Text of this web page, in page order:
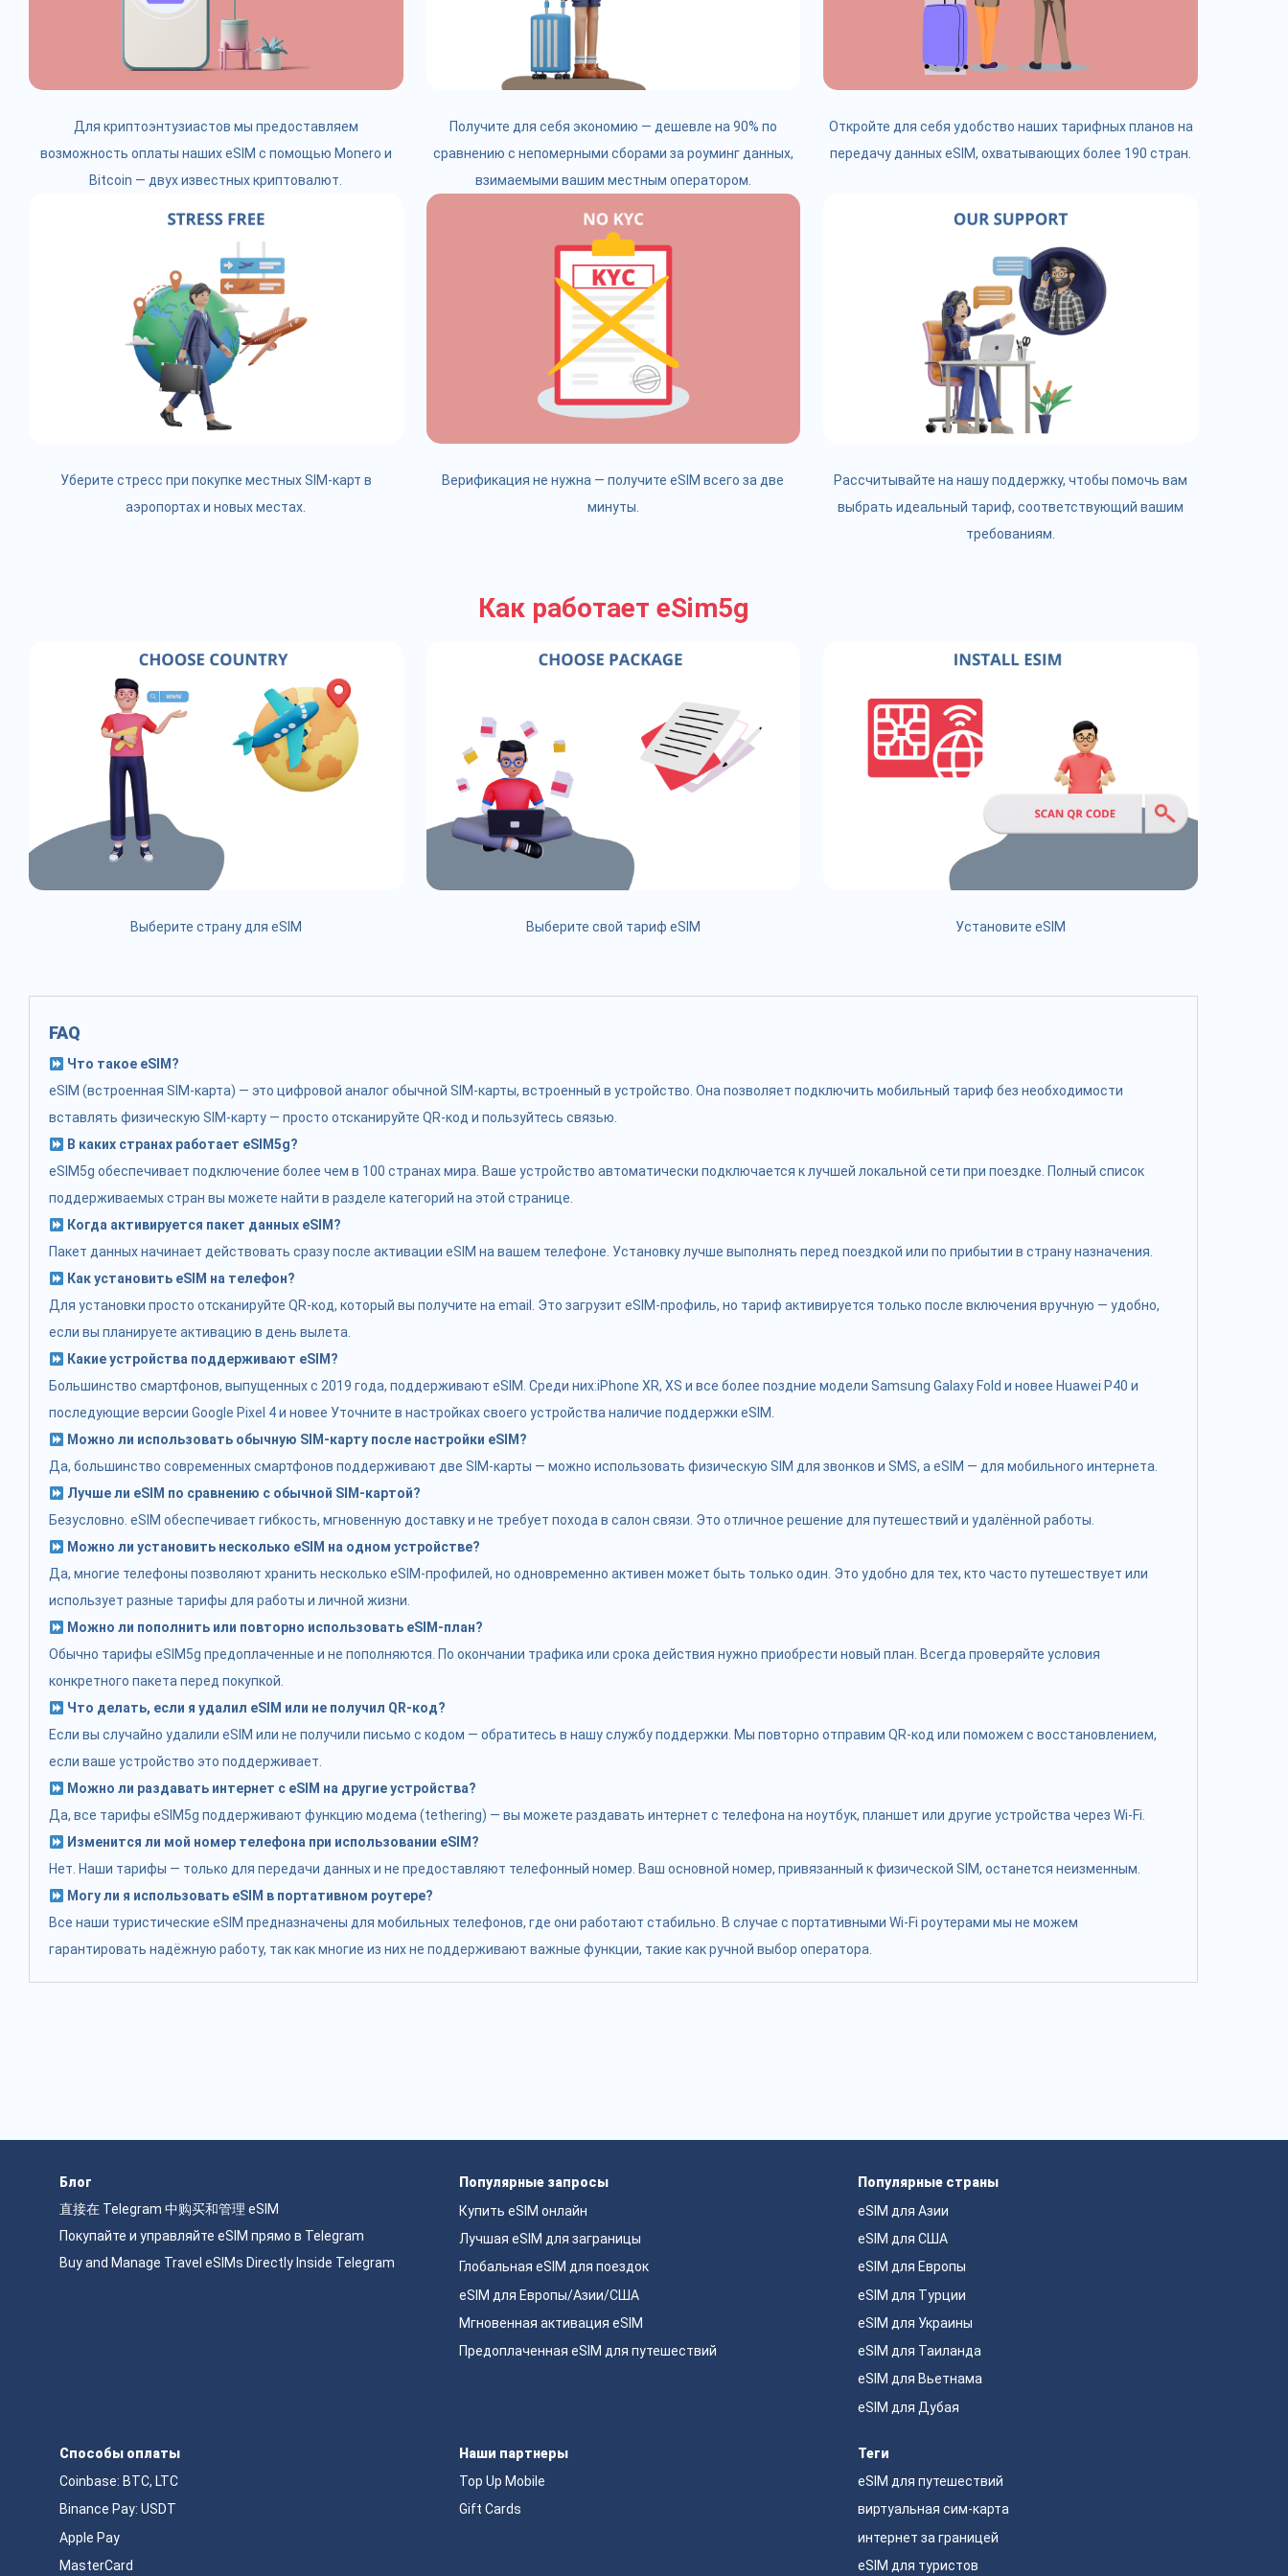
Для криптоэнтузиастов мы предоставляем
возможность оплаты наших eSIM с помощью Monero и
Bitcoin — двух известных криптовалют.
Получите для себя экономию — дешевле на 90% по
сравнению с непомерными сборами за роуминг данных,
взимаемыми вашим местным оператором.
Откройте для себя удобство наших тарифных планов на
передачу данных eSIM, охватывающих более 190 стран.
Уберите стресс при покупке местных SIM-карт в
аэропортах и новых местах.
Верификация не нужна — получите eSIM всего за две
минуты.
Рассчитывайте на нашу поддержку, чтобы помочь вам
выбрать идеальный тариф, соответствующий вашим
требованиям.
Как работает eSim5g
Выберите страну для eSIM Выберите свой тариф eSIM Установите eSIM
FAQ
Что такое eSIM?
eSIM (встроенная SIM-карта) — это цифровой аналог обычной SIM-карты, встроенный в устройство. Она позволяет подключить мобильный тариф без необходимости
вставлять физическую SIM-карту — просто отсканируйте QR-код и пользуйтесь связью.
В каких странах работает eSIM5g?
eSIM5g обеспечивает подключение более чем в 100 странах мира. Ваше устройство автоматически подключается к лучшей локальной сети при поездке. Полный список
поддерживаемых стран вы можете найти в разделе категорий на этой странице.
Когда активируется пакет данных eSIM?
Пакет данных начинает действовать сразу после активации eSIM на вашем телефоне. Установку лучше выполнять перед поездкой или по прибытии в страну назначения.
Как установить eSIM на телефон?
Для установки просто отсканируйте QR-код, который вы получите на email. Это загрузит eSIM-профиль, но тариф активируется только после включения вручную — удобно,
если вы планируете активацию в день вылета.
Какие устройства поддерживают eSIM?
Большинство смартфонов, выпущенных с 2019 года, поддерживают eSIM. Среди них:iPhone XR, XS и все более поздние модели Samsung Galaxy Fold и новее Huawei P40 и
последующие версии Google Pixel 4 и новее Уточните в настройках своего устройства наличие поддержки eSIM.
Можно ли использовать обычную SIM-карту после настройки eSIM?
Да, большинство современных смартфонов поддерживают две SIM-карты — можно использовать физическую SIM для звонков и SMS, а eSIM — для мобильного интернета.
Лучше ли eSIM по сравнению с обычной SIM-картой?
Безусловно. eSIM обеспечивает гибкость, мгновенную доставку и не требует похода в салон связи. Это отличное решение для путешествий и удалённой работы.
Можно ли установить несколько eSIM на одном устройстве?
Да, многие телефоны позволяют хранить несколько eSIM-профилей, но одновременно активен может быть только один. Это удобно для тех, кто часто путешествует или
использует разные тарифы для работы и личной жизни.
Можно ли пополнить или повторно использовать eSIM-план?
Обычно тарифы eSIM5g предоплаченные и не пополняются. По окончании трафика или срока действия нужно приобрести новый план. Всегда проверяйте условия
конкретного пакета перед покупкой.
Что делать, если я удалил eSIM или не получил QR-код?
Если вы случайно удалили eSIM или не получили письмо с кодом — обратитесь в нашу службу поддержки. Мы повторно отправим QR-код или поможем с восстановлением,
если ваше устройство это поддерживает.
Можно ли раздавать интернет с eSIM на другие устройства?
Да, все тарифы eSIM5g поддерживают функцию модема (tethering) — вы можете раздавать интернет с телефона на ноутбук, планшет или другие устройства через Wi-Fi.
Изменится ли мой номер телефона при использовании eSIM?
Нет. Наши тарифы — только для передачи данных и не предоставляют телефонный номер. Ваш основной номер, привязанный к физической SIM, останется неизменным.
Могу ли я использовать eSIM в портативном роутере?
Все наши туристические eSIM предназначены для мобильных телефонов, где они работают стабильно. В случае с портативными Wi-Fi роутерами мы не можем
гарантировать надёжную работу, так как многие из них не поддерживают важные функции, такие как ручной выбор оператора.
Блог
直接在 Telegram 中购买和管理 eSIM
Покупайте и управляйте eSIM прямо в Telegram
Buy and Manage Travel eSIMs Directly Inside Telegram
Популярные запросы
Купить eSIM онлайн
Лучшая eSIM для заграницы
Глобальная eSIM для поездок
eSIM для Европы/Азии/США
Мгновенная активация eSIM
Предоплаченная eSIM для путешествий
Популярные страны
eSIM для Азии
eSIM для США
eSIM для Европы
eSIM для Турции
eSIM для Украины
eSIM для Таиланда
eSIM для Вьетнама
eSIM для Дубая
Способы оплаты
Coinbase: BTC, LTC
Binance Pay: USDT
Apple Pay
MasterCard
Наши партнеры
Top Up Mobile
Gift Cards
Теги
eSIM для путешествий
виртуальная сим-карта
интернет за границей
eSIM для туристов